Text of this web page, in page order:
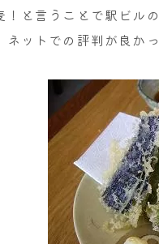
！と言うことで駅ビルの
ネットでの評判が良かっ